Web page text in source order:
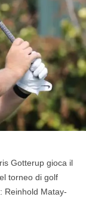
Gotterup gioca il
torneo di golf
Reinhold Matay-